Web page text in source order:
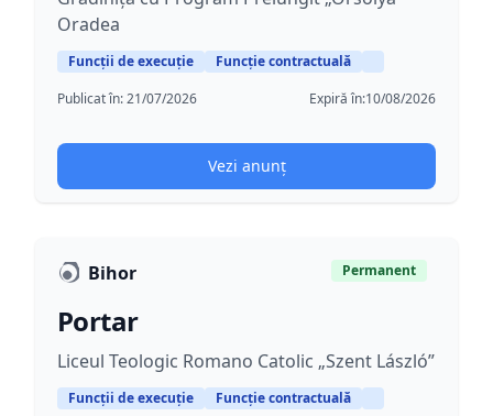
Oradea
Funcții de execuție
Funcție contractuală
Publicat în:21/07/2026 Expiră în:10/08/2026
Vezi anunț
Bihor Permanent
Portar
Liceul Teologic Romano Catolic „Szent László”
Funcții de execuție
Funcție contractuală